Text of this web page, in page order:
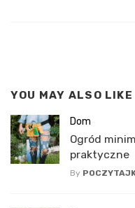
YOU MAY ALSO LIKE
Dom
Ogród
praktyczne
By